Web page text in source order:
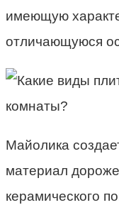
имеющую
отличающуюся
Майолика
материал
керамического